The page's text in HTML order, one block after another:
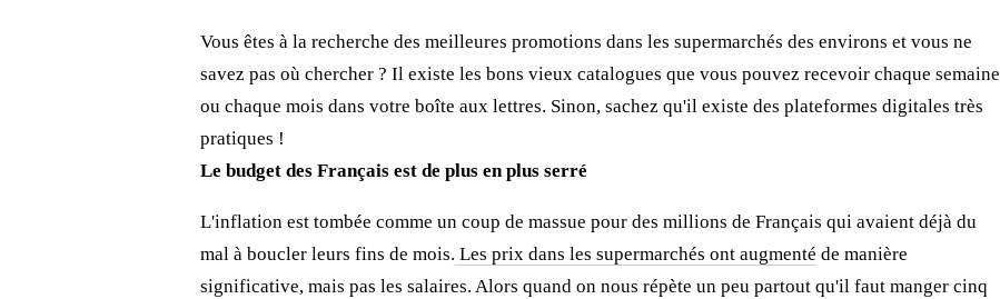
Vous êtes à la recherche des meilleures promotions dans les supermarchés des environs et vous ne
savez pas où chercher ? Il existe les bons vieux catalogues que vous pouvez recevoir chaque semaine
ou chaque mois dans votre boîte aux lettres. Sinon, sachez qu'il existe des plateformes digitales très
pratiques !
Le budget des Français est de plus en plus serré
L'inflation est tombée comme un coup de massue pour des millions de Français qui avaient déjà du
mal à boucler leurs fins de mois. Les prix dans les supermarchés ont augmenté de manière
significative, mais pas les salaires. Alors quand on nous répète un peu partout qu'il faut manger cinq